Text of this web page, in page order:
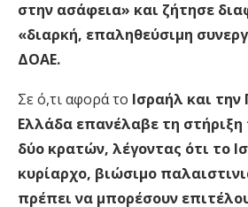
στην ασάφεια» και ζήτησε
«διαρκή, επαληθεύσιμη
ΔΟΑΕ.
Σε ό,τι αφορά το Ισραήλ και την
Ελλάδα επανέλαβε τη
δύο κρατών, λέγοντας ότι το
κυρίαρχο, βιώσιμο
πρέπει να μπορέσουν